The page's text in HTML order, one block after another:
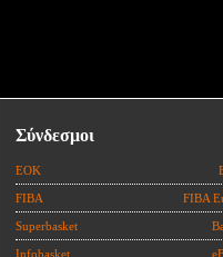
Σύνδεσμοι
ΕΟΚ
FIBA FIBA
Superbasket
Infobasket